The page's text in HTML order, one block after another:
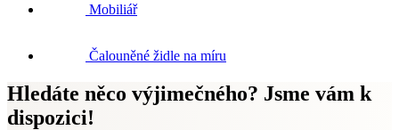
Mobiliář
Čalouněné židle na míru
Hledáte něco výjimečného? Jsme vám k
dispozici!